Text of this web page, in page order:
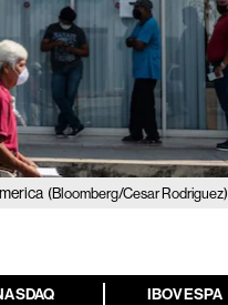
(Bloomberg/Cesar Rodriguez)
IBOVESPA